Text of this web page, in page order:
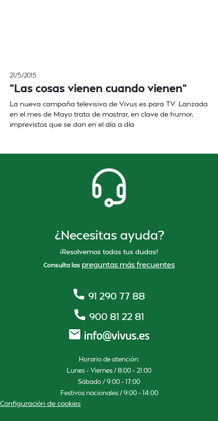
21/5/2015
"Las cosas vienen cuando vienen"
La nueva campaña televisiva de Vivus.es para TV. Lanzada
en el mes de Mayo trata de mostrar, en clave de humor,
imprevistos que se dan en el día a día
¿Necesitas ayuda?
¡Resolvemos todas tus dudas!
Consulta las preguntas más frecuentes
91 290 77 88
900 81 22 81
Horario de atención:
Lunes – Viernes / 8:00 – 21:00
Sábado / 9:00 – 17:00
Festivos nacionales / 9:00 – 14:00
Configuración de cookies